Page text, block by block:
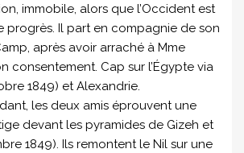
immobile, alors que l’Occident est
progrès. Il part en compagnie de son
après avoir arraché à Mme
consentement. Cap sur l’Égypte via
1849) et Alexandrie.
les deux amis éprouvent une
devant les pyramides de Gizeh et
1849). Ils remontent le Nil sur une